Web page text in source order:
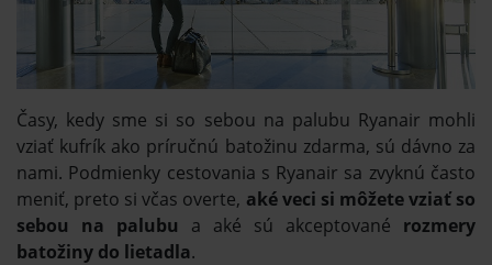
Časy, kedy sme si so sebou na palubu Ryanair mohli
vziať kufrík ako príručnú batožinu zdarma, sú dávno za
nami. Podmienky cestovania s Ryanair sa zvyknú často
meniť, preto si včas overte, aké veci si môžete vziať so
sebou na palubu a aké sú akceptované rozmery
batožiny do lietadla.